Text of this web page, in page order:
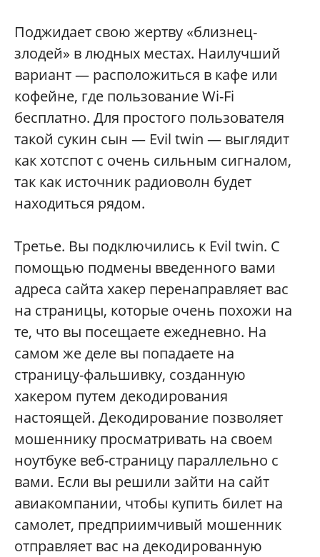
Поджидает свою жертву «близнец-
злодей» в людных местах. Наилучший
вариант — расположиться в кафе или
кофейне, где пользование Wi-Fi
бесплатно. Для простого пользователя
такой сукин сын — Evil twin — выглядит
как хотспот с очень сильным сигналом,
так как источник радиоволн будет
находиться рядом.
Третье. Вы подключились к Evil twin. С
помощью подмены введенного вами
адреса сайта хакер перенаправляет вас
на страницы, которые очень похожи на
те, что вы посещаете ежедневно. На
самом же деле вы попадаете на
страницу-фальшивку, созданную
хакером путем декодирования
настоящей. Декодирование позволяет
мошеннику просматривать на своем
ноутбуке веб-страницу параллельно с
вами. Если вы решили зайти на сайт
авиакомпании, чтобы купить билет на
самолет, предприимчивый мошенник
отправляет вас на декодированную